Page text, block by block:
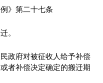
》第二十七条
。
政府对被征收人给予补偿
者补偿决定确定的搬迁期